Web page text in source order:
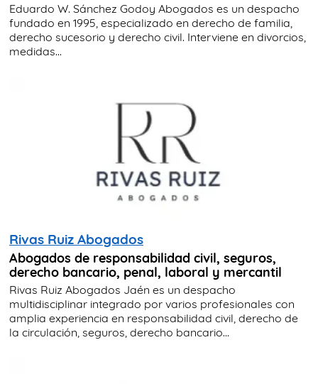
Eduardo W. Sánchez Godoy Abogados es un despacho
fundado en 1995, especializado en derecho de familia,
derecho sucesorio y derecho civil. Interviene en divorcios,
medidas...
Rivas Ruiz Abogados
Abogados de responsabilidad civil, seguros,
derecho bancario, penal, laboral y mercantil
Rivas Ruiz Abogados Jaén es un despacho
multidisciplinar integrado por varios profesionales con
amplia experiencia en responsabilidad civil, derecho de
la circulación, seguros, derecho bancario...